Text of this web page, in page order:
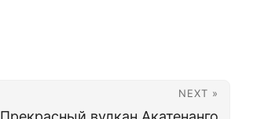
NEXT »